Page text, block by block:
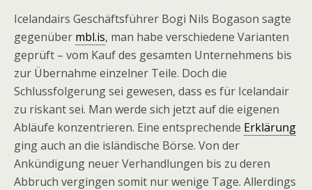
Icelandairs Geschäftsführer Bogi Nils Boga­son sagte
gegenüber mbl.is, man habe verschiedene Varianten
geprüft – vom Kauf des gesamten Unternehmens bis
zur Übernahme einzelner Teile. Doch die
Schlussfolgerung sei gewesen, dass es für Icelandair
zu riskant sei. Man werde sich jetzt auf die eigenen
Abläufe konzentrieren. Eine entsprechende Erklärung
ging auch an die isländische Börse. Von der
Ankündigung neuer Verhandlungen bis zu deren
Abbruch vergingen somit nur wenige Tage. Allerdings